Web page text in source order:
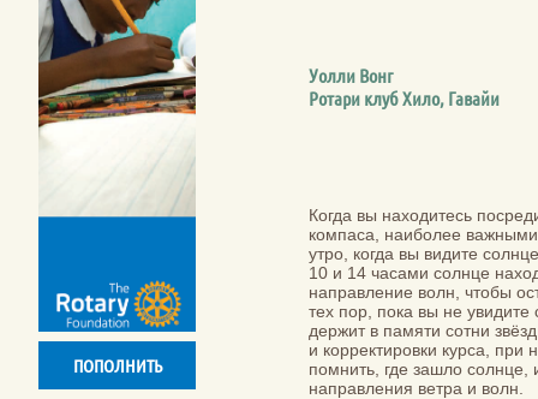
Когда вы находитесь
компаса, наиболее
утро, когда вы видите
10 и 14 часами солнце
направление волн, чтобы
тех пор, пока вы не
держит в памяти сотни
и корректировки курса,
помнить, где зашло солнце,
направления ветра и волн.
Уолли Вонг
Ротари клуб Хило, Гавайи
ПОПОЛНИТЬ